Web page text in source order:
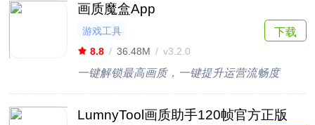
画质魔盒App
游戏工具
8.8 / 36.48M / v3.2.0
一键解锁最高画质，一键提升运营流畅度
下载
LumnyTool画质助手120帧官方正版